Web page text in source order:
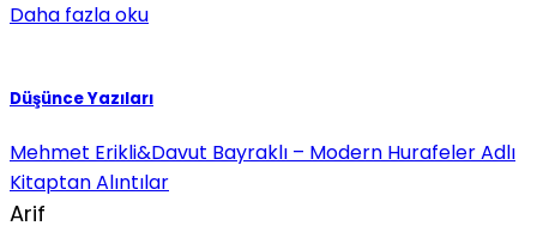
Daha fazla oku
Düşünce Yazıları
Mehmet Erikli&Davut Bayraklı – Modern Hurafeler Adlı
Kitaptan Alıntılar
Arif